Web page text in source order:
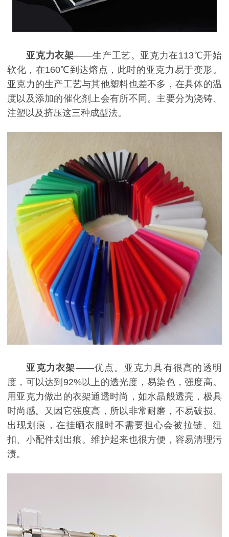
亚克力衣架——生产工艺。亚克力在113℃开始
软化，在160℃到达熔点，此时的亚克力易于变形。
亚克力的生产工艺与其他塑料也差不多，在具体的温
度以及添加的催化剂上会有所不同。主要分为浇铸、
注塑以及挤压这三种成型法。
亚克力衣架——优点。亚克力具有很高的透明
度，可以达到 92%以上的透光度，易染色，强度高。
用亚克力做出的衣架通透时尚，如水晶般透亮，极具
时尚感。又因它强度高，所以非常耐磨，不易破损、
出现划痕，在挂晒衣服时不需要担心会被拉链、纽
扣、小配件划出痕。维护起来也很方便，容易清理污
渍。